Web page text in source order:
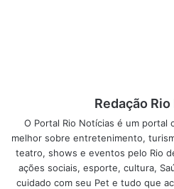
destacando a importância de
solidário. “Meu papel foi
com ela e estar presente nos
fundamental para qualquer
Redação
O Portal Rio Notícias é um portal
melhor sobre entretenimento,
teatro, shows e eventos pelo Rio
ações sociais, esporte, cultura,
cuidado com seu Pet e tudo que